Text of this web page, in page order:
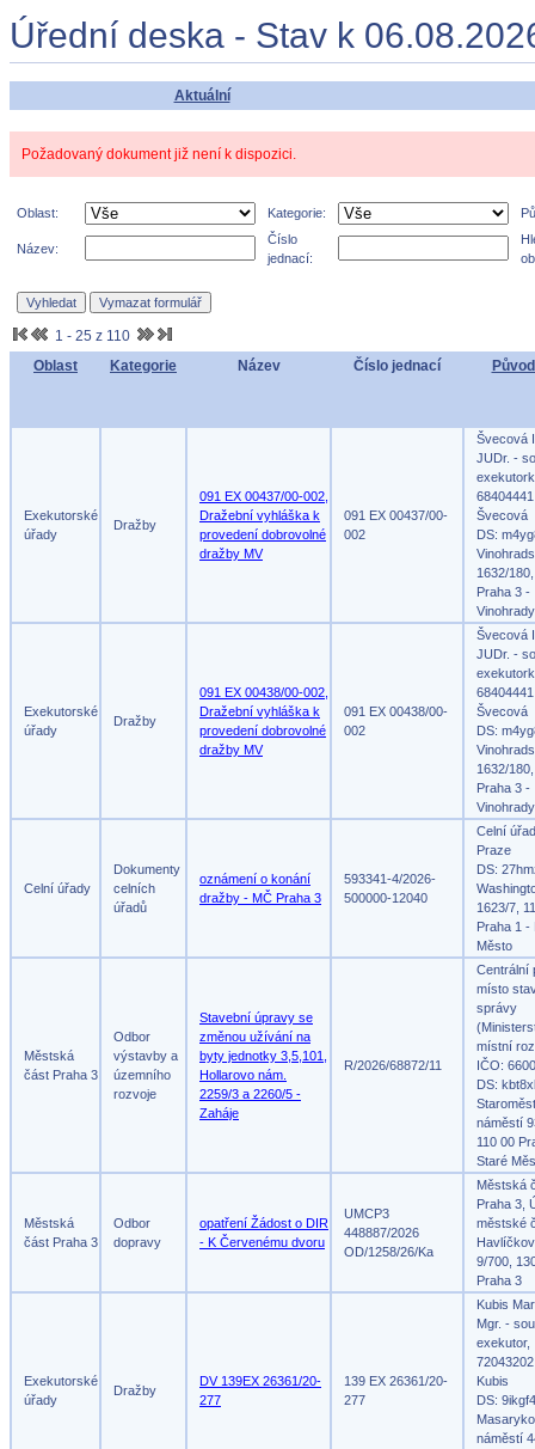
Úřední deska - Stav k
Aktuální
Požadovaný dokument již není k dispozici.
Oblast: Kategorie:
Název:
Číslo
jednací:
1 - 25 z 110
Oblast
Kategorie Název Číslo jednací
Exekutorské
úřady
Dražby
091 EX 00437/00-002,
Dražební vyhláška k
provedení dobrovolné
dražby MV
091 EX 00437/00-
002
Švecová
JUDr. -
Švecová
DS:
1632/
Praha 3 -
Vinohrady
Exekutorské
úřady
Dražby
091 EX 00438/00-002,
Dražební vyhláška k
provedení dobrovolné
dražby MV
091 EX 00438/00-
002
Švecová
JUDr. -
Švecová
DS:
1632/
Praha 3 -
Vinohrady
Celní úřady
Dokumenty
celních
úřadů
oznámení o konání
dražby - MČ Praha 3
593341-4/2026-
500000-12040
Celní
Praze
DS:
1623/7,
Praha 1 -
Město
Městská
část Praha 3
Odbor
výstavby a
územního
rozvoje
Stavební úpravy se
změnou užívání na
byty jednotky 3,5,101,
Hollarovo nám.
2259/3 a 2260/5 -
Zaháje
R/2026/68872/11
Centrální
místo
správy
místní
IČO:
DS:
náměstí
110 00
Staré
Městská
část Praha 3
Odbor
dopravy
opatření Žádost o DIR
- K Červenému dvoru
UMCP3
448887/2026
OD/1258/26/Ka
Městská
Praha 3,
městské
9/700,
Praha 3
Exekutorské
úřady
Dražby
DV 139EX 26361/20-
277
139 EX 26361/20-
277
Kubis
Mgr. -
exekutor,
Kubis
DS:
náměstí